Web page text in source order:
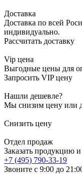
Доставка
Доставка по всей
индивидуально.
Рассчитать доставку
Vip цена
Выгодные цены для
Запросить VIP цену
Нашли дешевле?
Мы снизим цену или
Снизить цену
Отдел продаж
Заказать продукцию
+7 (495) 790-33-19
Звоните с 9:00 до